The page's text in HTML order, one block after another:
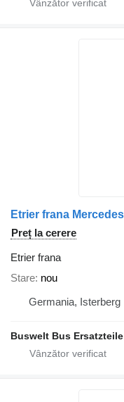
Preț la cerere
Etrier frana
Stare nou
Germania, Isterberg
Buswelt Bus Ersatzteile